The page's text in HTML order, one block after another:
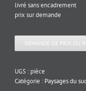
livré sans encadrement
prix sur demande
DEMANDE DE PRIX OU
UGS : pièce
Catégorie : Paysages du